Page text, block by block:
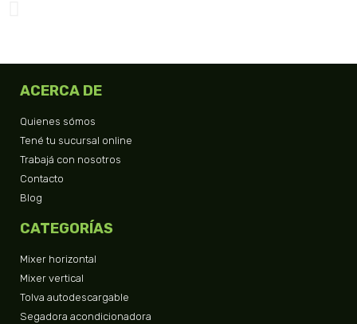
ACERCA DE
Quienes sómos
Tené tu sucursal online
Trabajá con nosotros
Contacto
Blog
CATEGORÍAS
Mixer horizontal
Mixer vertical
Tolva autodescargable
Segadora acondicionadora